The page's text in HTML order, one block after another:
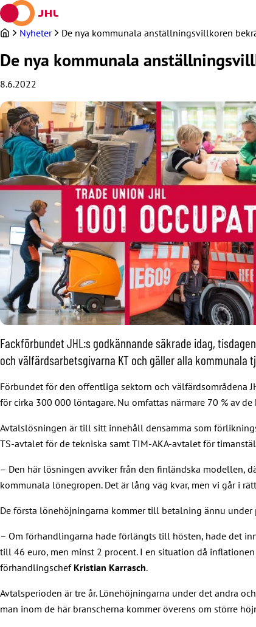
Hoppa
till
innehållet
Nyheter De nya kommunala anställningsvillkoren
De nya kommunala
8.6.2022
Fackförbundet JHL:s godkännande säkrade idag,
och välfärdsarbetsgivarna KT och gäller alla
Förbundet för den offentliga sektorn och välfärdsområdena
för cirka 300 000 löntagare. Nu omfattas närmare 70 % av
Avtalslösningen är till sitt innehåll densamma som
TS-avtalet för de tekniska samt TIM-AKA-avtalet för
– Den här lösningen avviker från den finländska modellen,
kommunala lönegropen. Det är lång väg kvar, men vi går i
De första lönehöjningarna kommer till betalning ännu under
– Om förhandlingarna hade förlängts till hösten, hade det
till 46 euro, men minst 2 procent. I en situation då
förhandlingschef Kristian Karrasch.
Avtalsperioden är tre år. Lönehöjningarna under det andra
man inom de här branscherna kommer överens om större